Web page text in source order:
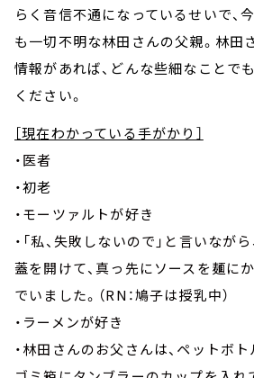
らく音信不通になっているせいで、
も一切不明な林田さんの父親。林田
情報があれば、どんな些細なことで
ください。
［現在わかっている手がかり］
・医者
・初老
・モーツァルトが好き
・「私、失敗しないので」と言いなが
蓋を開けて、真っ先にソースを麺に
でいました。（RN：鳩子は授乳中）
・ラーメンが好き
・林田さんのお父さんは、ペットボ